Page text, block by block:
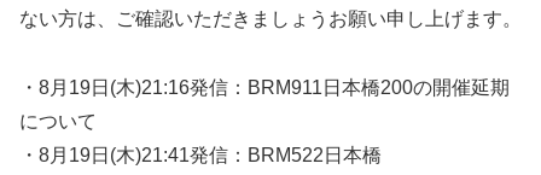
ない方は、ご確認いただきましょうお願い申し上げます。
・8月19日(木)21:16発信：BRM911日本橋200の開催延期
について
・8月19日(木)21:41発信：BRM522日本橋